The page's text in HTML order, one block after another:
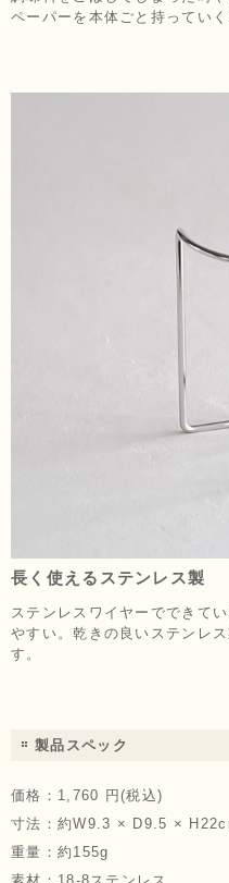
ペーパーを本体ごと持ってい
長く使えるステンレス製
ステンレスワイヤーでできて
やすい。乾きの良いステンレ
す。
製品スペック
価格： 1,760 円(税込)
寸法： 約W9.3 × D9.5 ×
重量： 約155g